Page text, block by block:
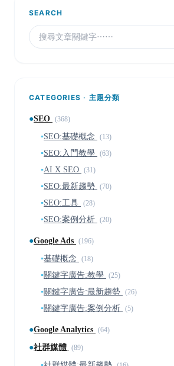
SEARCH
CATEGORIES · 主題分類
●SEO (368)
▪SEO:基礎概念 (13)
▪SEO:入門教學 (63)
▪AI X SEO (31)
▪SEO:最新趨勢 (70)
▪SEO:工具 (28)
▪SEO:案例分析 (20)
●Google Ads (196)
▪基礎概念 (18)
▪關鍵字廣告:教學 (25)
▪關鍵字廣告:最新趨勢 (26)
▪關鍵字廣告:案例分析 (5)
●Google Analytics (64)
●社群媒體 (89)